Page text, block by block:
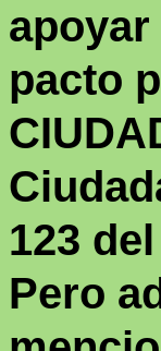
pacto
123 del
Pero